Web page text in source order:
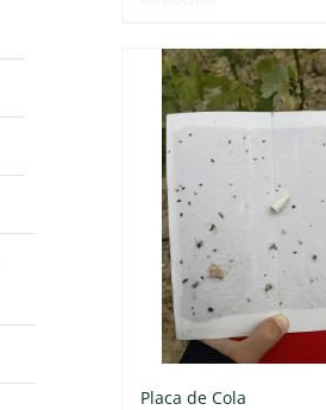
Placa de Cola